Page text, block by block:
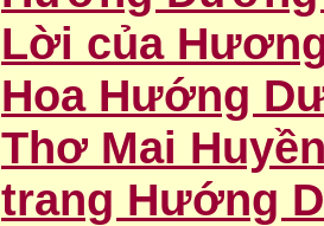
Lời của
Hoa Hướng
Thơ Mai
trang Hướng